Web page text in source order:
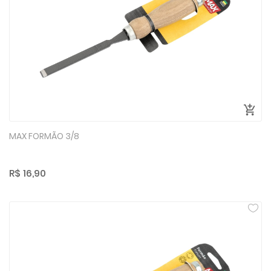
MAX FORMÃO 3/8
R$ 16,90